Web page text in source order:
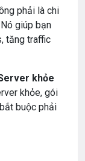
phải là chi
giúp bạn
tăng traffic
khỏe
khỏe, gói
buộc phải